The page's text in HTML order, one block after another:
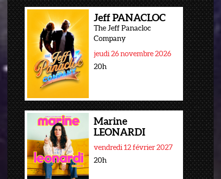
Jeff PANACLOC
The Jeff Panacloc
Company
jeudi 26 novembre 2026
20h
Marine
LEONARDI
vendredi 12 février 2027
20h